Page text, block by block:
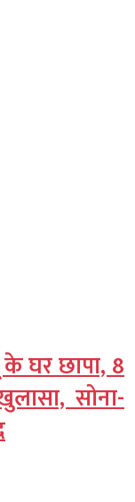
घर छापा, 8
सोना-